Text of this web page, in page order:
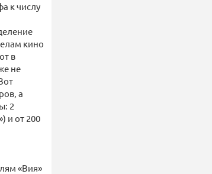
к числу
кино
в
не
а
2
и от 200
«Вия»